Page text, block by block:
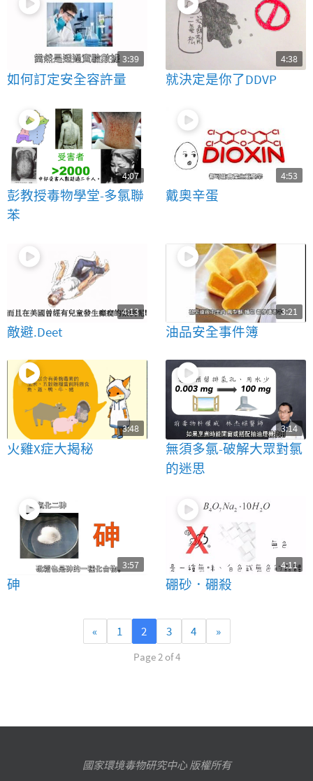
3:39
如何訂定安全容許量
4:38
就決定是你了DDVP
4:07
彭教授毒物學堂-多氯聯
苯
4:53
戴奧辛蛋
4:13
敵避.Deet
3:21
油品安全事件簿
3:48
火雞X症大揭秘
3:14
無須多氯-破解大眾對氯
的迷思
3:57
砷
4:11
硼砂．硼殺
« 1 2 3 4 »
Page 2 of 4
國家環境毒物研究中心 版權所有